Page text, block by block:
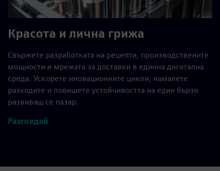
Красота и лична грижа
Свържете разработката на рецепти, производствените
мощности и мрежата за доставки в единна дигитална
среда. Ускорете иновационните цикли, намалете
разходите и повишете устойчивостта на един бързо
развиващ се пазар.
Разгледай